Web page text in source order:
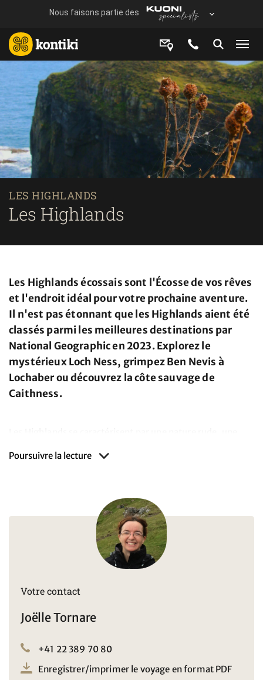
LES HIGHLANDS
Les Highlands
Les Highlands écossais sont l'Écosse de vos rêves
et l'endroit idéal pour votre prochaine aventure.
Il n'est pas étonnant que les Highlands aient été
classés parmi les meilleures destinations par
National Geographic en 2023. Explorez le
mystérieux Loch Ness, grimpez Ben Nevis à
Lochaber ou découvrez la côte sauvage de
Caithness.
Le nord de l'Écosse se caractérise par une solitude sauvage
Poursuivre la lecture
Votre contact
Joëlle Tornare
+41 22 389 70 80
Enregistrer/imprimer le voyage en format PDF